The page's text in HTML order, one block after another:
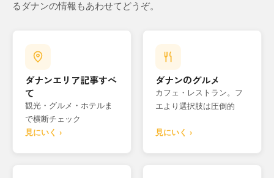
るダナンの情報もあわせてどうぞ。
ダナンエリア記事すべ
て
観光・グルメ・ホテルま
で横断チェック
見にいく ›
ダナンのグルメ
カフェ・レストラン。フ
エより選択肢は圧倒的
見にいく ›